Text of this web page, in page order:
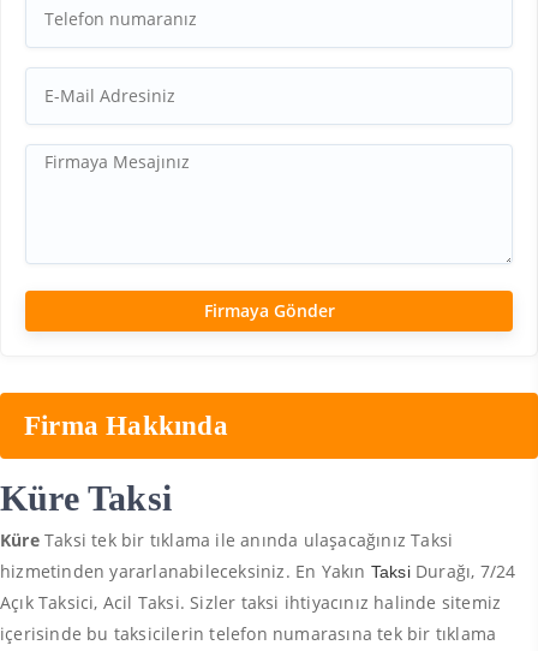
Firma Hakkında
Küre Taksi
KüreTaksi tek bir tıklama ile anında ulaşacağınız Taksi
hizmetinden yararlanabileceksiniz. En Yakın TaksiDurağı, 7/24
Açık Taksici, Acil Taksi. Sizler taksi ihtiyacınız halinde sitemiz
içerisinde bu taksicilerin telefon numarasına tek bir tıklama